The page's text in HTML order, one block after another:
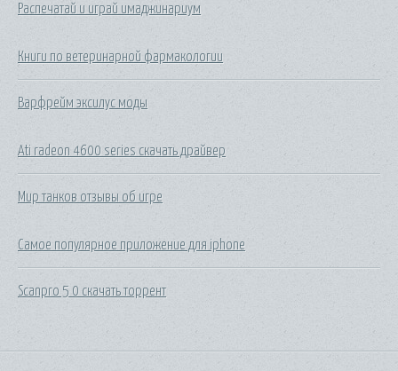
Распечатай и играй имаджинариум
Книги по ветеринарной фармакологии
Варфрейм эксилус моды
Ati radeon 4600 series скачать драйвер
Мир танков отзывы об игре
Самое популярное приложение для iphone
Scanpro 5 0 скачать торрент